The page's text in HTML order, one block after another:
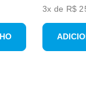
3x de R$